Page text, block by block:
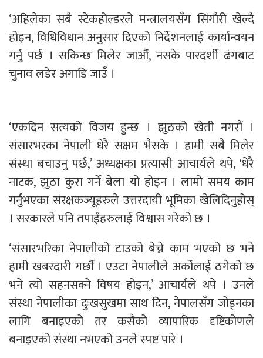
‘अहिलेका सबै स्टेकहोल्डरले मन्त्रालयसँग सिंगौरी खेल्दै
होइन, विधिविधान अनुसार दिएको निर्देशनलाई कार्यान्वयन
गर्नु पर्छ । सकिन्छ मिलेर जाऔं, नसके पारदर्शी ढंगबाट
चुनाव लडेर अगाडि जाउँ ।
‘एकदिन सत्यको विजय हुन्छ । झुठको खेती नगरौं ।
संसारभरका नेपाली धेरै सक्षम भैसके । हामी सबै मिलेर
संस्था बचाउनु पर्छ,’ अध्यक्षका प्रत्यासी आचार्यले थपे, ‘धेरै
नाटक, झुठा कुरा गर्ने बेला यो होइन । लामो समय काम
गर्नुभएका संरक्षकज्यूहरुले उत्तरदायी भूमिका खेलिदिनुहोस्
। सरकारले पनि तपाईंहरुलाई विश्वास गरेको छ ।
‘संसारभरिका नेपालीको टाउको बेच्ने काम भएको छ भने
हामी खबरदारी गर्छौं । एउटा नेपालीले अर्कोलाई ठगेको छ
भने त्यो सहनसक्ने विषय होइन,’ आचार्यले थपे । उनले
संस्था नेपालीका दुःखसुखमा साथ दिन, नेपालसँग जोड्नका
लागि बनाइएको तर कसैको व्यापारिक दृष्टिकोणले
बनाइएको संस्था नभएको उनले स्पष्ट पारे ।